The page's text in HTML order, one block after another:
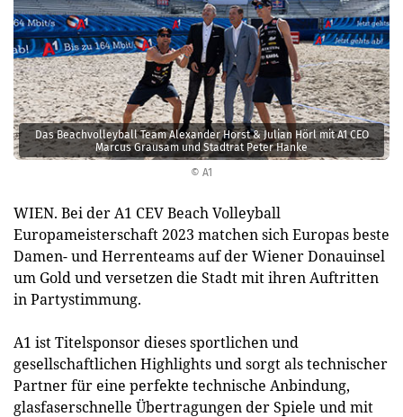
© A1
Das Beachvolleyball Team Alexander Horst & Julian Hörl mit A1 CEO
Marcus Grausam und Stadtrat Peter Hanke
WIEN. Bei der A1 CEV Beach Volleyball
Europameisterschaft 2023 matchen sich Europas beste
Damen- und Herrenteams auf der Wiener Donauinsel
um Gold und versetzen die Stadt mit ihren Auftritten
in Partystimmung.
A1 ist Titelsponsor dieses sportlichen und
gesellschaftlichen Highlights und sorgt als technischer
Partner für eine perfekte technische Anbindung,
glasfaserschnelle Übertragungen der Spiele und mit